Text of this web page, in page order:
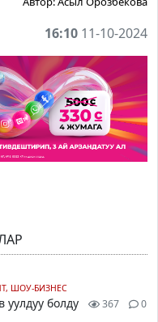
16:10 11-10-2024
ШОУ-БИЗНЕС
болду 367 0